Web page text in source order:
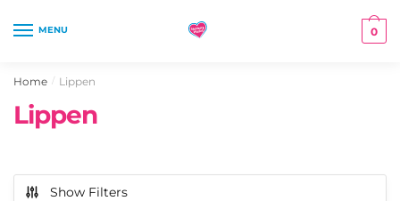
MENU 0
Home / Lippen
Lippen
Show Filters